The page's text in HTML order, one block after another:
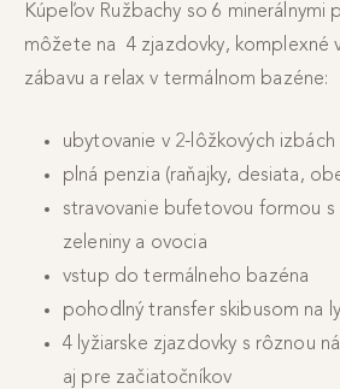
Kúpeľov Ružbachy so 6 minerálnymi
môžete na 4 zjazdovky, komplexné
zábavu a relax v termálnom bazéne:
ubytovanie v 2-lôžkových izbách
plná penzia (raňajky, desiata,
stravovanie bufetovou formou
zeleniny a ovocia
vstup do termálneho bazéna
pohodlný transfer skibusom na
4 lyžiarske zjazdovky s rôznou
aj pre začiatočníkov